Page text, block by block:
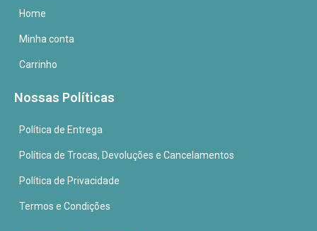
Home
Minha conta
Carrinho
Nossas Políticas
Política de Entrega
Política de Trocas, Devoluções e Cancelamentos
Política de Privacidade
Termos e Condições